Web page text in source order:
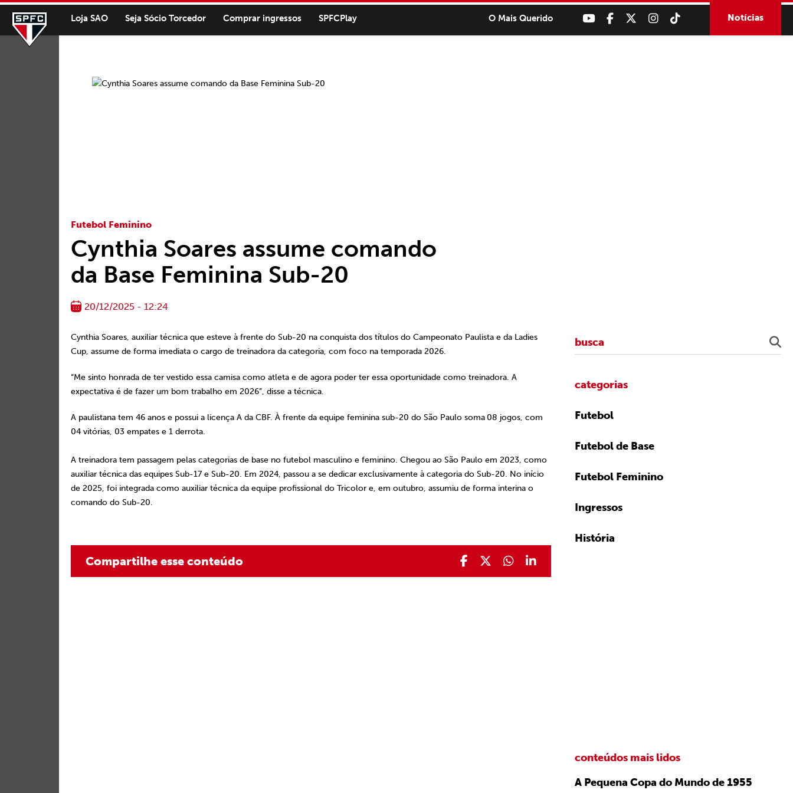
Loja SAO Seja Sócio Torcedor Comprar ingressos SPFCPlay O Mais Querido Notícias
Futebol Feminino
Cynthia Soares assume comando
da Base Feminina Sub-20
20/12/2025 - 12:24
Cynthia Soares, auxiliar técnica que esteve à frente do Sub-20 na conquista dos títulos do Campeonato Paulista e da Ladies
Cup, assume de forma imediata o cargo de treinadora da categoria, com foco na temporada 2026.
“Me sinto honrada de ter vestido essa camisa como atleta e de agora poder ter essa oportunidade como treinadora. A
expectativa é de fazer um bom trabalho em 2026”, disse a técnica.
A paulistana tem 46 anos e possui a licença A da CBF. À frente da equipe feminina sub-20 do São Paulo soma08 jogos, com
04 vitórias, 03 empates e 1 derrota.
A treinadora tem passagem pelas categorias de base no futebol masculino e feminino. Chegou ao São Paulo em 2023, como
auxiliar técnica das equipes Sub-17 e Sub-20. Em 2024, passou a se dedicar exclusivamente à categoria do Sub-20. No início
de 2025, foi integrada como auxiliar técnica da equipe profissional do Tricolor e, em outubro, assumiu de forma interina o
comando do Sub-20.
Compartilhe esse conteúdo
categorias
Futebol
Futebol de Base
Futebol Feminino
Ingressos
História
conteúdos mais lidos
A Pequena Copa do Mundo de 1955